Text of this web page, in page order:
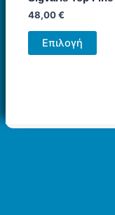
48,00€
Επιλογή
Αυτό
το